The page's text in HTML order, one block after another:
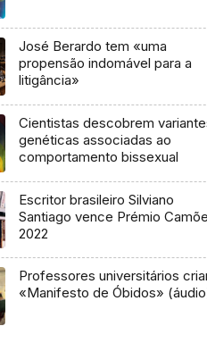
José Berardo tem «uma
propensão indomável para a
litigância»
Cientistas descobrem
genéticas associadas ao
comportamento bissexual
Escritor brasileiro Silviano
Santiago vence Prémio
2022
Professores universitários
«Manifesto de Óbidos»